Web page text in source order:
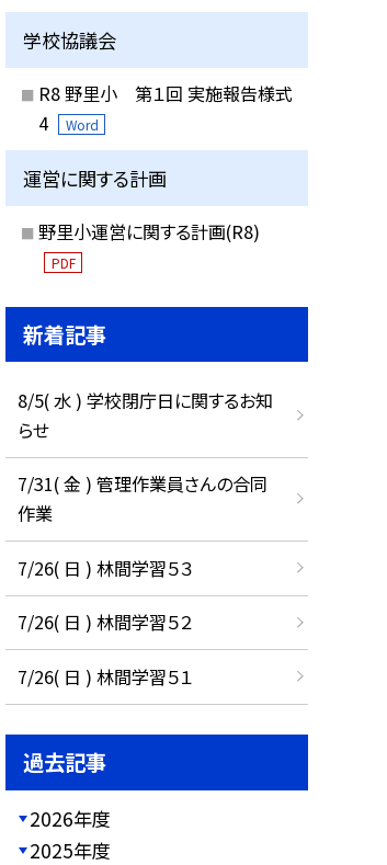
学校協議会
R8 野里小 第１回 実施報告様式
4
Word
運営に関する計画
野里小運営に関する計画(R8)
PDF
新着記事
8/5( 水 ) 学校閉庁日に関するお知
らせ
7/31( 金 ) 管理作業員さんの合同
作業
7/26( 日 ) 林間学習５３
7/26( 日 ) 林間学習５２
7/26( 日 ) 林間学習５１
過去記事
2026年度
2025年度